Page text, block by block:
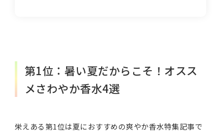
第1位：暑い夏だからこそ！オスス
メさわやか香水4選
栄えある第1位は夏におすすめの爽やか香水特集記事で